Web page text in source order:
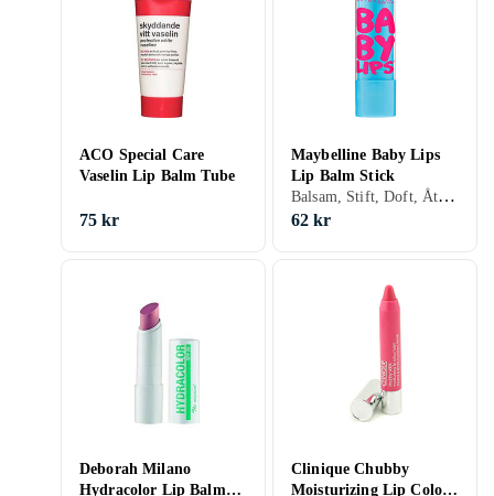
ACO Special Care
Vaselin Lip Balm Tube
75 kr
Maybelline Baby Lips
Lip Balm Stick
Balsam, Stift, Doft, Återfuktande, Solskydd
62 kr
Deborah Milano
Hydracolor Lip Balm
Clinique Chubby
Moisturizing Lip Colour